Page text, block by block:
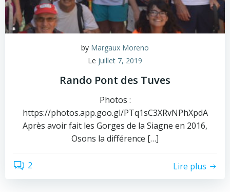
by Margaux Moreno
Le juillet 7, 2019
Rando Pont des Tuves
Photos :
https://photos.app.goo.gl/PTq1sC3XRvNPhXpdA
Après avoir fait les Gorges de la Siagne en 2016,
Osons la différence […]
2 Lire plus